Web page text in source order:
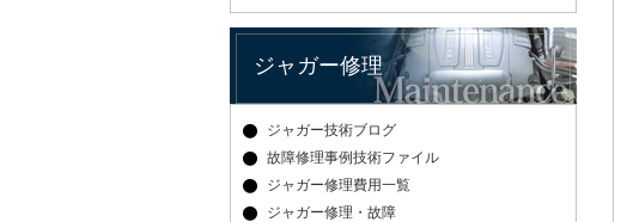
ジャガー修理
ジャガー技術ブログ
故障修理事例技術ファイル
ジャガー修理費用一覧
ジャガー修理・故障